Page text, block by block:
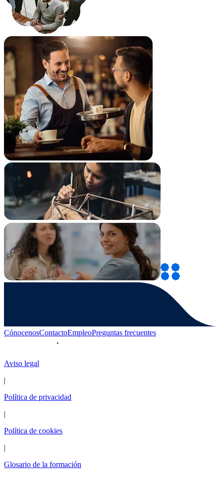
CónocenosContactoEmpleoPreguntas frecuentes
Aviso legal
|
Política de privacidad
|
Política de cookies
|
Glosario de la formación